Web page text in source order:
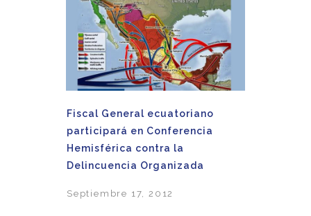
Fiscal General ecuatoriano
participará en Conferencia
Hemisférica contra la
Delincuencia Organizada
Septiembre 17, 2012